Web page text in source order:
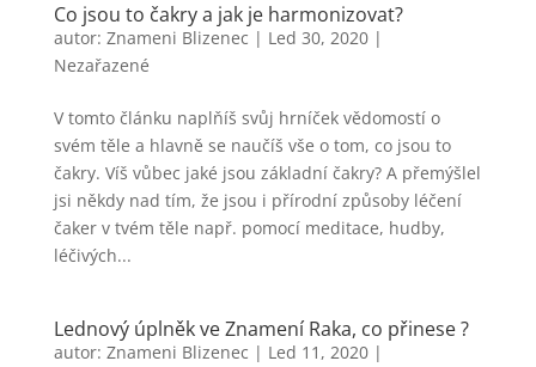
Co jsou to čakry a jak je harmonizovat?
autor: Znameni Blizenec | Led 30, 2020|
Nezařazené
V tomto článku naplňíš svůj hrníček vědomostí o
svém těle a hlavně se naučíš vše o tom, co jsou to
čakry. Víš vůbec jaké jsou základní čakry? A přemýšlel
jsi někdy nad tím, že jsou i přírodní způsoby léčení
čaker v tvém těle např. pomocí meditace, hudby,
léčivých...
Lednový úplněk ve Znamení Raka, co přinese ?
autor: Znameni Blizenec | Led 11, 2020|